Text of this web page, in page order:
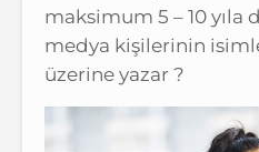
maksimum 5 – 10 yıla
medya kişilerinin
üzerine yazar ?